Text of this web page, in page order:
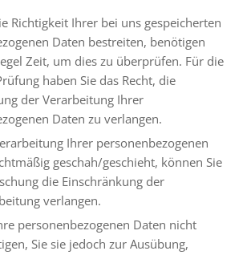
Richtigkeit Ihrer bei uns gespeicherten
Daten bestreiten, benötigen
Zeit, um dies zu überprüfen. Für die
haben Sie das Recht, die
der Verarbeitung Ihrer
Daten zu verlangen.
Ihrer personenbezogenen
geschah/geschieht, können Sie
die Einschränkung der
verlangen.
personenbezogenen Daten nicht
Sie sie jedoch zur Ausübung,